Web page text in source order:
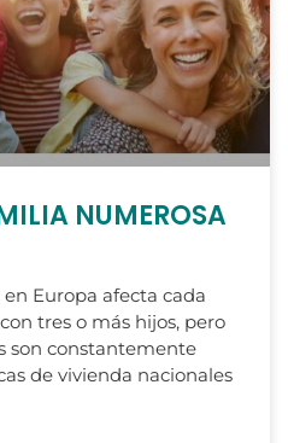
NUMEROSA
Europa afecta cada
tres o más hijos, pero
son constantemente
de vivienda nacionales